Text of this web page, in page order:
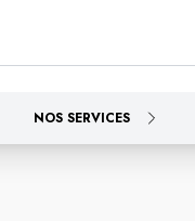
NOS SERVICES